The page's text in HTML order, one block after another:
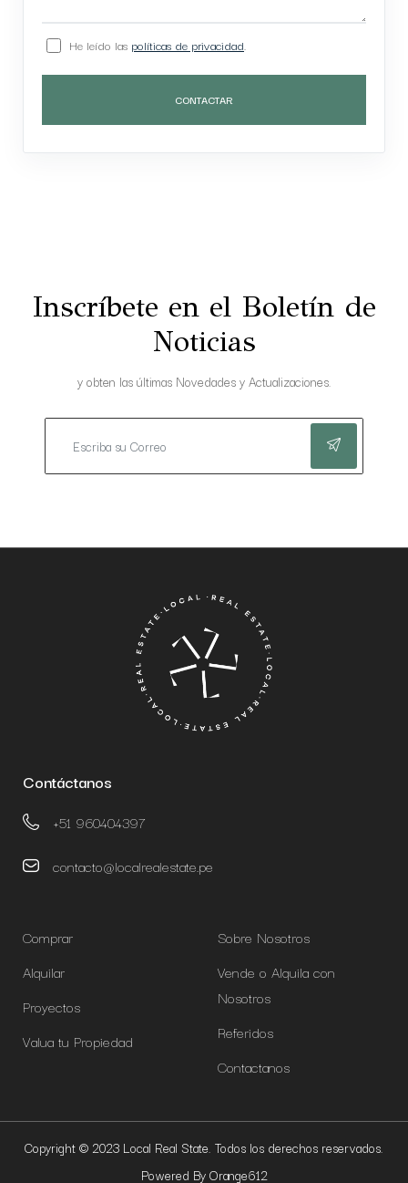
He leído las políticas de privacidad
CONTACTAR
Inscríbete en el Boletín de
Noticias
y obten las últimas Novedades y Actualizaciones.
Contáctanos
+51 960404397
contacto@localrealestate.pe
Comprar
Alquilar
Proyectos
Valua tu Propiedad
Sobre Nosotros
Vende o Alquila con
Nosotros
Referidos
Contactanos
Copyright © 2023 Local Real State. Todos los derechos reservados.
Powered By Orange612